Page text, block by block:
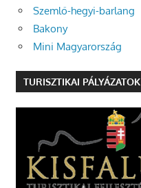
Szemlő-hegyi-barlang
Bakony
Mini Magyarország
TURISZTIKAI PÁLYÁZATOK